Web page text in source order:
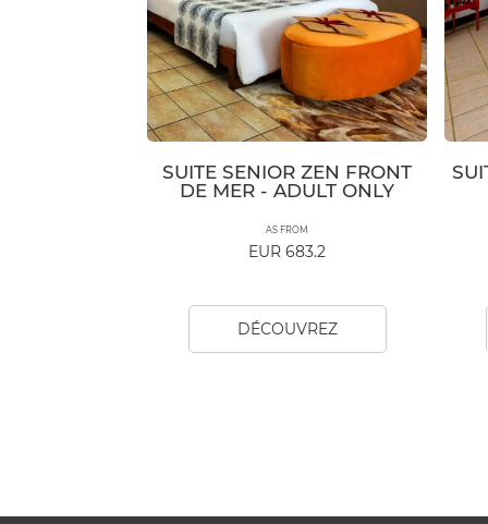
SUITE SENIOR ZEN FRONT
DE MER - ADULT ONLY
AS FROM
EUR 683.2
DÉCOUVREZ